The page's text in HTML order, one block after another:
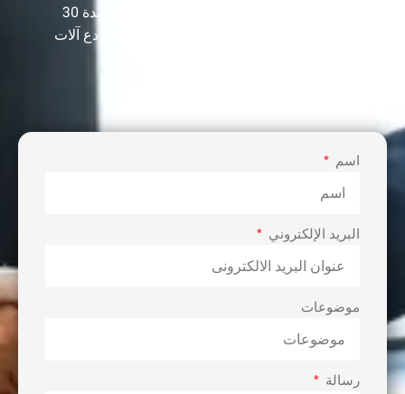
بحاجة إلى مورد مخضرم كان في هذا المجال لمدة 30
عامًا لبناء خط الإنتاج الخاص بك وتنمية أرباحك. دع آلات
اسم
البريد الإلكتروني
موضوعات
رسالة